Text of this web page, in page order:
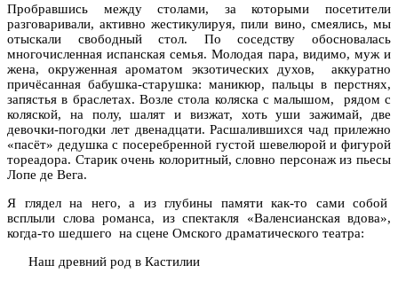
Пробравшись между столами, за которыми посетители
разговаривали, активно жестикулируя, пили вино, смеялись, мы
отыскали свободный стол. По соседству обосновалась
многочисленная испанская семья. Молодая пара, видимо, муж и
жена, окруженная ароматом экзотических духов, аккуратно
причёсанная бабушка-старушка: маникюр, пальцы в перстнях,
запястья в браслетах. Возле стола коляска с малышом, рядом с
коляской, на полу, шалят и визжат, хоть уши зажимай, две
девочки-погодки лет двенадцати. Расшалившихся чад прилежно
«пасёт» дедушка с посеребренной густой шевелюрой и фигурой
тореадора. Старик очень колоритный, словно персонаж из пьесы
Лопе де Вега.
Я глядел на него, а из глубины памяти как-то сами собой
всплыли слова романса, из спектакля «Валенсианская вдова»,
когда-то шедшего на сцене Омского драматического театра:
Наш древний род в Кастилии